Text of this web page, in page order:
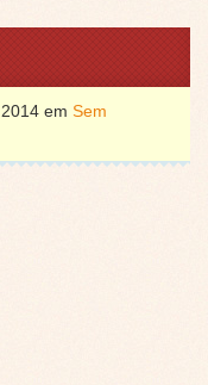
em Sem